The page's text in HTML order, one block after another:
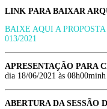
LINK PARA BAIXAR
BAIXE AQUI A
013/2021
APRESENTAÇÃO PARA
dia 18/06/2021 às
ABERTURA DA SESSÃO